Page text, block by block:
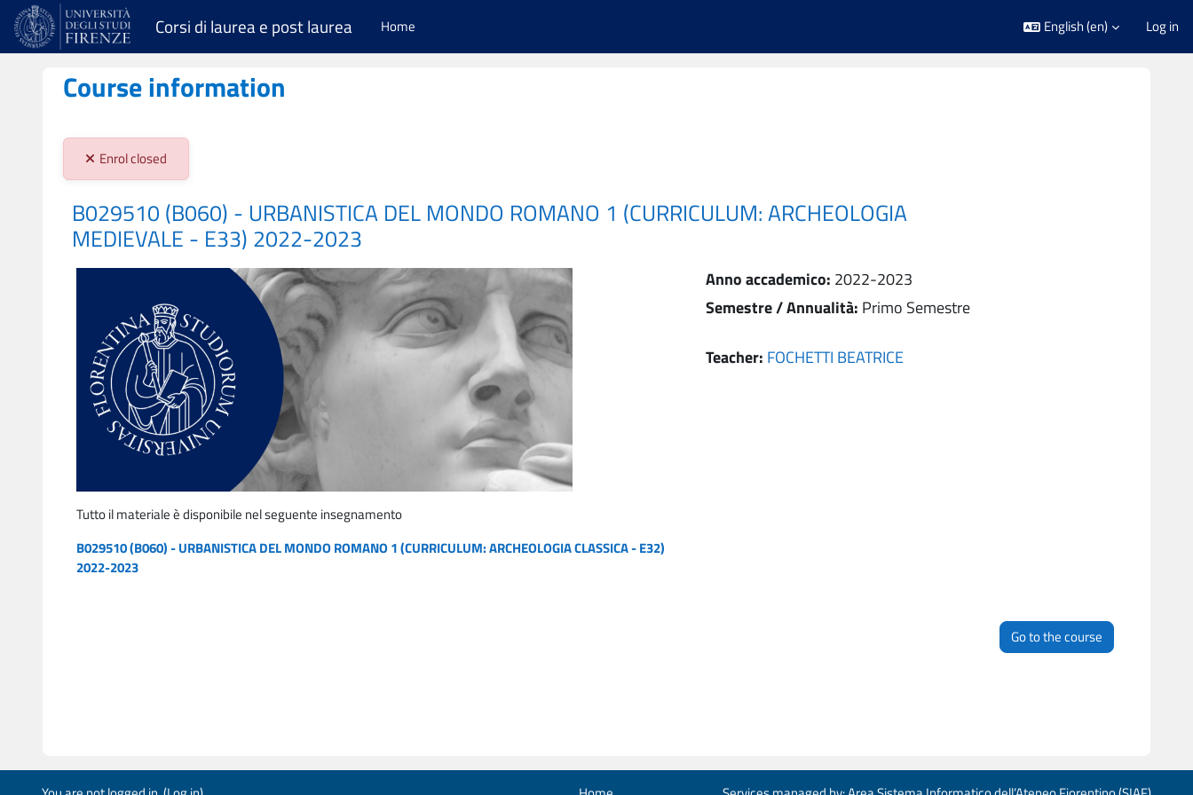
Skip to main content
Corsi di laurea e post laurea Home English ‎(en)‎ Log in
Course information
Stato iscrizioni:
Enrol closed
B029510 (B060) - URBANISTICA DEL MONDO ROMANO 1 (CURRICULUM: ARCHEOLOGIA
MEDIEVALE - E33) 2022-2023
Tutto il materiale è disponibile nel seguente insegnamento
B029510 (B060) - URBANISTICA DEL MONDO ROMANO 1 (CURRICULUM: ARCHEOLOGIA CLASSICA - E32)
2022-2023
Anno accademico: 2022-2023
Semestre / Annualità: Primo Semestre
Teacher: FOCHETTI BEATRICE
Go to the course